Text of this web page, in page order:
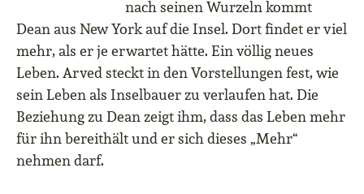
nach seinen Wurzeln kommt
Dean aus New York auf die Insel. Dort findet er viel
mehr, als er je erwartet hätte. Ein völlig neues
Leben. Arved steckt in den Vorstellungen fest, wie
sein Leben als Inselbauer zu verlaufen hat. Die
Beziehung zu Dean zeigt ihm, dass das Leben mehr
für ihn bereithält und er sich dieses „Mehr“
nehmen darf.